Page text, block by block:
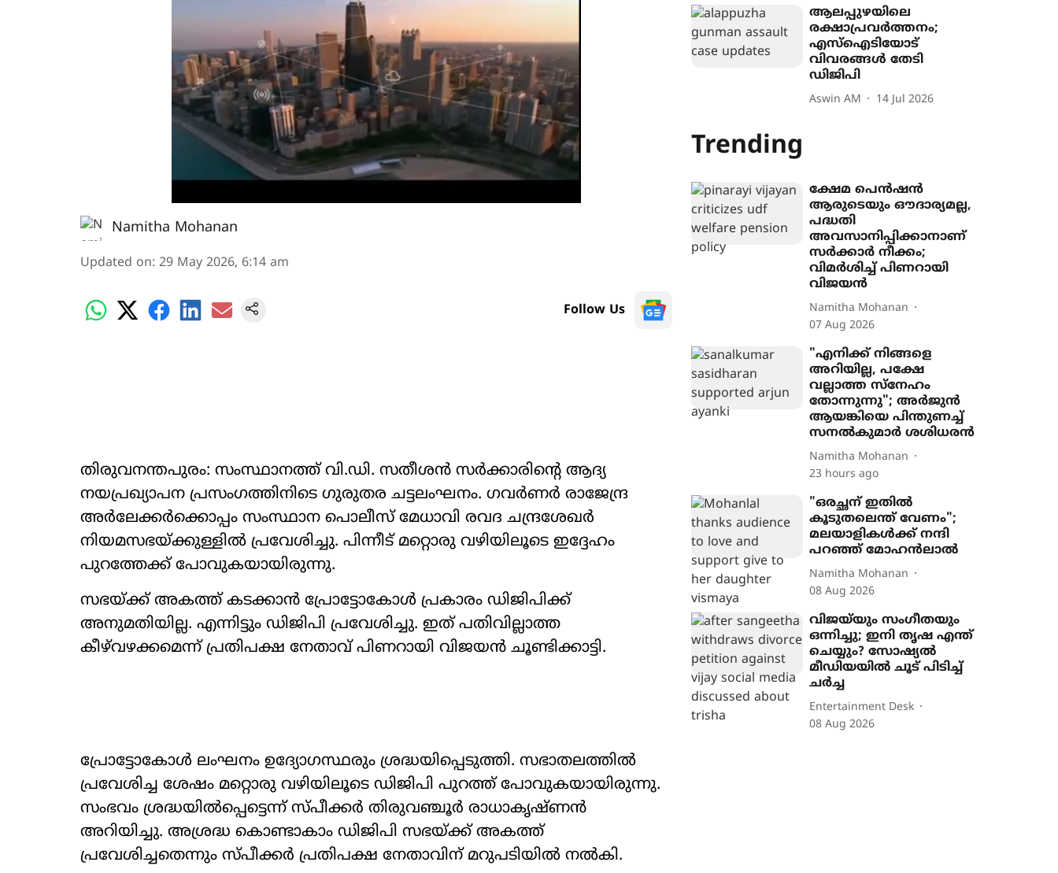
Namitha Mohanan
Updated on: 29 May 2026, 6:14 am
Follow Us
തിരുവനന്തപുരം: സംസ്ഥാനത്ത് വി.ഡി. സതീശൻ സർക്കാരിന്‍റെ ആദ്യ
നയപ്രഖ്യാപന പ്രസംഗത്തിനിടെ ഗുരുതര ചട്ടലംഘനം. ഗവർണർ രാജേന്ദ്ര
അർലേക്കർക്കൊപ്പം സംസ്ഥാന പൊലീസ് മേധാവി രവദ ചന്ദ്രശേഖർ
നിയമസഭയ്ക്കുള്ളിൽ പ്രവേശിച്ചു. പിന്നീട് മറ്റൊരു വഴിയിലൂടെ ഇദ്ദേഹം
പുറത്തേക്ക് പോവുകയായിരുന്നു.
സഭയ്ക്ക് അകത്ത് കടക്കാൻ പ്രോട്ടോകോൾ പ്രകാരം ഡിജിപിക്ക്
അനുമതിയില്ല. എന്നിട്ടും ഡിജിപി പ്രവേശിച്ചു. ഇത് പതിവില്ലാത്ത
കീഴ്‌വഴക്കമെന്ന് പ്രതിപക്ഷ നേതാവ് പിണറായി വിജയൻ ചൂണ്ടിക്കാട്ടി.
പ്രോട്ടോകോൾ ലംഘനം ഉദ്യോഗസ്ഥരും ശ്രദ്ധയിപ്പെടുത്തി. സഭാതലത്തിൽ
പ്രവേശിച്ച ശേഷം മറ്റൊരു വഴിയിലൂടെ ഡിജിപി പുറത്ത് പോവുകയായിരുന്നു.
സംഭവം ശ്രദ്ധയിൽപ്പെട്ടെന്ന് സ്പീക്കർ തിരുവഞ്ചൂർ രാധാകൃഷ്‌ണൻ
അറിയിച്ചു. അശ്രദ്ധ കൊണ്ടാകാം ഡിജിപി സഭയ്ക്ക് അകത്ത്
പ്രവേശിച്ചതെന്നും സ്‌പീക്കർ പ്രതിപക്ഷ നേതാവിന് മറുപടിയിൽ നൽകി.
ആലപ്പുഴയിലെ
രക്ഷാപ്രവർത്തനം;
എസ്ഐടിയോട്
വിവരങ്ങൾ തേടി
ഡിജിപി
Aswin AM 14 Jul 2026
Trending
ക്ഷേമ പെൻഷൻ
ആരുടെയും ഔദാര്യമല്ല,
പദ്ധതി
അവസാനിപ്പിക്കാനാണ്
സർക്കാർ നീക്കം;
വിമർശിച്ച് പിണറായി
വിജയൻ
Namitha Mohanan
07 Aug 2026
"എനിക്ക് നിങ്ങളെ
അറിയില്ല, പക്ഷേ
വല്ലാത്ത സ്നേഹം
തോന്നുന്നു"; അർജുൻ
ആയങ്കിയെ പിന്തുണച്ച്
സനൽകുമാർ ശശിധരൻ
Namitha Mohanan
23 hours ago
"ഒരച്ഛന് ഇതില്‍
കൂടുതലെന്ത് വേണം";
മലയാളികൾക്ക് നന്ദി
പറഞ്ഞ് മോഹന്‍ലാല്‍
Namitha Mohanan
08 Aug 2026
വിജയ്‌യും സംഗീതയും
ഒന്നിച്ചു; ഇനി തൃഷ എന്ത്
ചെയ്യും? സോഷ്യൽ
മീഡിയയിൽ ചൂട് പിടിച്ച്
ചർച്ച
Entertainment Desk
08 Aug 2026